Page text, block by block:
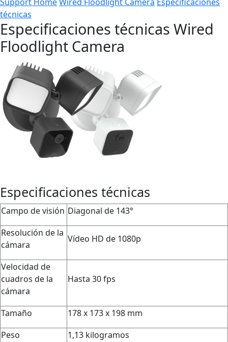
técnicas
Especificaciones técnicas Wired
Floodlight Camera
Especificaciones técnicas
Campo de visión Diagonal de 143°
Resolución de la
cámara
Vídeo HD de 1080p
Velocidad de
cuadros de la
cámara
Hasta 30 fps
Tamaño
178 x 173 x 198 mm
Peso
1,13 kilogramos